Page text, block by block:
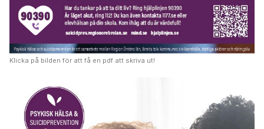
Klicka på bilden för att få en pdf att skriva ut!